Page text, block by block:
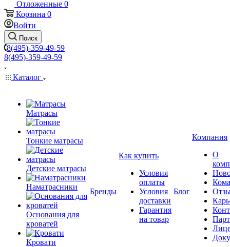
Отложенные 0
Корзина 0
Войти
Поиск
8(495)-359-49-59
8(495)-359-49-59
Каталог
Матрасы
Тонкие матрасы
Детские матрасы
Наматрасники
Основания для
кроватей
Кровати
Бренды
Как купить
Условия
оплаты
Условия
доставки
Гарантия
на товар
Блог
Компания
О